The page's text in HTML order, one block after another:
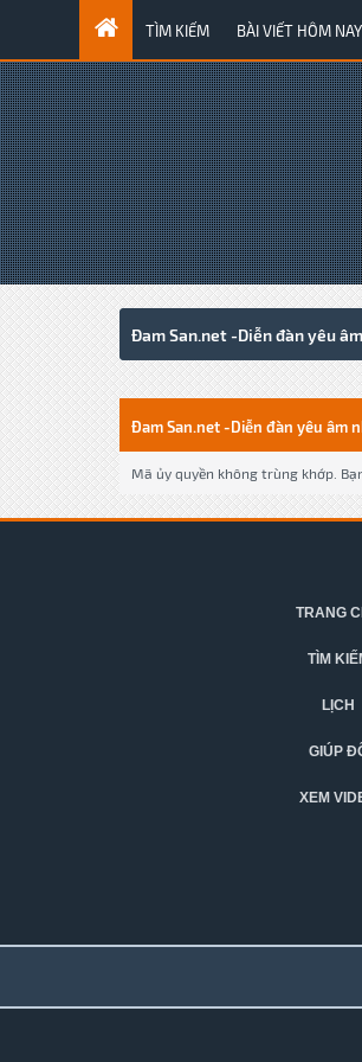
TÌM KIẾM BÀI VIẾT HÔM NAY
Đam San.net -Diễn đàn yêu
Đam San.net -Diễn đàn yêu âm
Mã ủy quyền không trùng khớp.
TRANG
TÌM
LỊCH
GIÚP
XEM